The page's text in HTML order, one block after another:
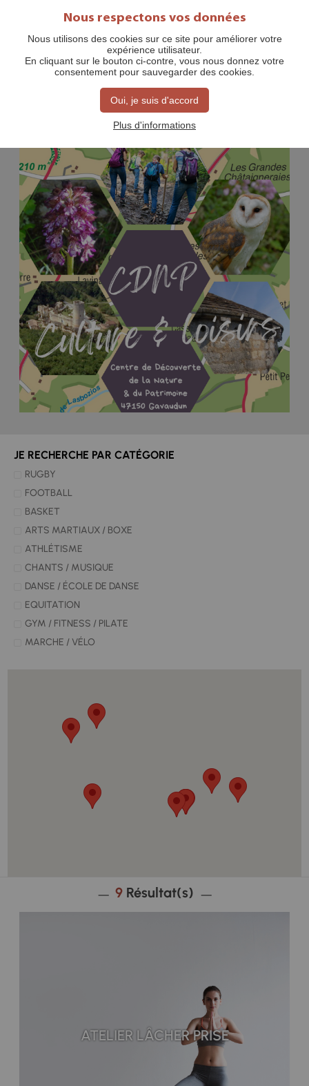
ACTIVITÉS À L'ANNÉE
Les associations sportives et
culturelles
JE RECHERCHE PAR CATÉGORIE
RUGBY
FOOTBALL
BASKET
ARTS MARTIAUX / BOXE
ATHLÉTISME
CHANTS / MUSIQUE
DANSE / ÉCOLE DE DANSE
EQUITATION
GYM / FITNESS / PILATE
MARCHE / VÉLO
9 Résultat(s)
ATELIER LÂCHER PRISE
Nous respectons vos données
Nous utilisons des cookies sur ce site pour améliorer votre
expérience utilisateur.
En cliquant sur le bouton ci-contre, vous nous donnez votre
consentement pour sauvegarder des cookies.
Oui, je suis d'accord
Plus d'informations